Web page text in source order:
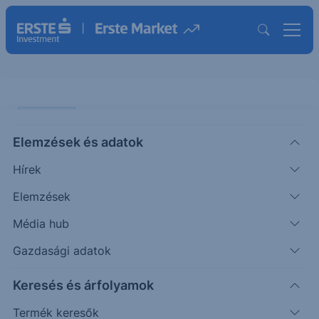
Elemzések és adatok
Hírek
Elemzések
Média hub
Gazdasági adatok
Keresés és árfolyamok
Termék keresők
euróval szemben hétfőn. Javulást jelzett a
legfrissebb ZEW index, ami kedvező hír az európai